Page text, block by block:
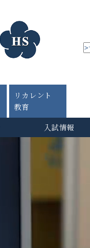
リカレント
教育
入試情報